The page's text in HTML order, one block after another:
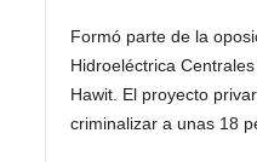
Formó parte de la
Hidroeléctrica
Hawit. El proyecto
criminalizar a unas 18